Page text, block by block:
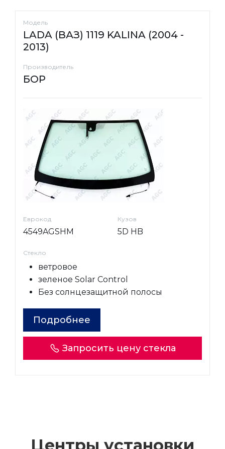
Модель
LADA (ВАЗ) 1119 KALINA (2004 -
2013)
Производитель
БОР
Еврокод
4549AGSHM
Кузов
5D HB
Стекло
ветровое
зеленое Solar Control
Без солнцезащитной полосы
Подробнее
Запросить цену стекла